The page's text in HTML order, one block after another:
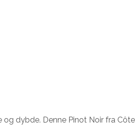
og dybde. Denne Pinot Noir fra